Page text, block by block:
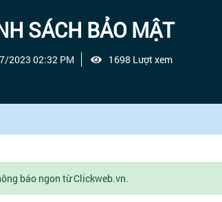
SÁCH BẢO MẬT
2023 02:32 PM 1698 Lượt xem
báo ngon từ Clickweb.vn.